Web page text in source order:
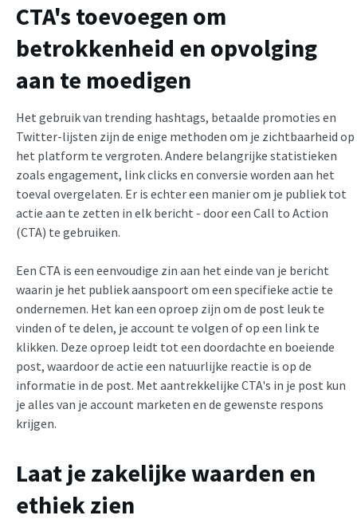
CTA's toevoegen om
betrokkenheid en opvolging
aan te moedigen
Het gebruik van trending hashtags, betaalde promoties en
Twitter-lijsten zijn de enige methoden om je zichtbaarheid op
het platform te vergroten. Andere belangrijke statistieken
zoals engagement, link clicks en conversie worden aan het
toeval overgelaten. Er is echter een manier om je publiek tot
actie aan te zetten in elk bericht - door een Call to Action
(CTA) te gebruiken.
Een CTA is een eenvoudige zin aan het einde van je bericht
waarin je het publiek aanspoort om een specifieke actie te
ondernemen. Het kan een oproep zijn om de post leuk te
vinden of te delen, je account te volgen of op een link te
klikken. Deze oproep leidt tot een doordachte en boeiende
post, waardoor de actie een natuurlijke reactie is op de
informatie in de post. Met aantrekkelijke CTA's in je post kun
je alles van je account marketen en de gewenste respons
krijgen.
Laat je zakelijke waarden en
ethiek zien